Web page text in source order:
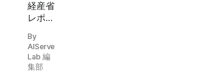
経産省
レポー
間
2,000
億円の
By
AIServe
Lab 編
集部